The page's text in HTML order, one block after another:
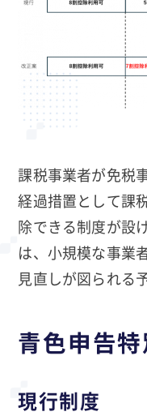
課税事業者が免税
経過措置として課
除できる制度が設
は、小規模な事業
見直しが図られる
青色申告
現行制度